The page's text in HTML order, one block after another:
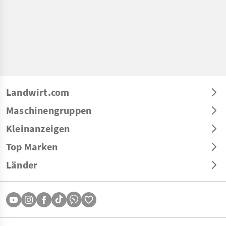
Landwirt.com
Maschinengruppen
Kleinanzeigen
Top Marken
Länder